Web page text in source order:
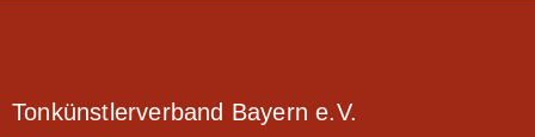
Tonkünstlerverband Bayern e.V.